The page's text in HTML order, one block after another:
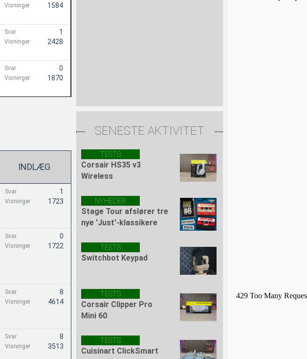
Visninger 1584
Svar 1
Visninger 2428
Svar 0
Visninger 1870
INDLÆG
Svar 1
Visninger 1723
Svar 0
Visninger 1722
Svar 8
Visninger 4614
Svar 8
Visninger 3513
SENESTE AKTIVITET
TESTS
Corsair HS35 v3
Wireless
NYHEDER
Stage Tour afslører tre
nye 'Just'-klassikere
TESTS
Switchbot Keypad
TESTS
Corsair Clipper Pro
Mini 60
TESTS
Cuisinart ClickSmart